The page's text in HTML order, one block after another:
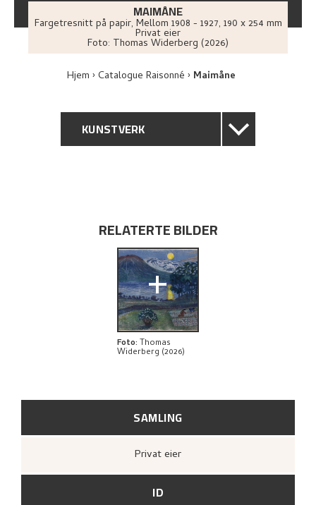
MAIMÅNE
Fargetresnitt på papir, Mellom 1908 - 1927, 190 x 254 mm
Privat eier
Foto: Thomas Widerberg (2026)
Hjem Catalogue Raisonné Maimåne
KUNSTVERK
PROVENIENS
UTSTILLINGSHISTORIE
UTFORSK
SAMLING
Privat eier
ID
RELATERTE BILDER
+
Foto: Thomas
Widerberg (2026)